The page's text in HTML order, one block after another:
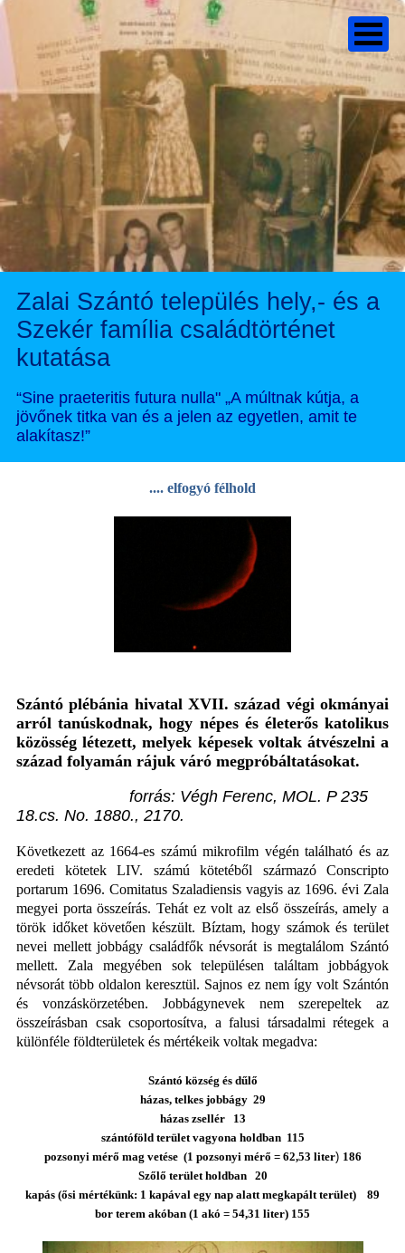
Zalai Szántó település hely,- és a
Szekér família családtörténet
kutatása
“Sine praeteritis futura nulla" „A múltnak kútja, a
jövőnek titka van és a jelen az egyetlen, amit te
alakítasz!”
.... elfogyó félhold
Szántó plébánia hivatal XVII. század végi okmányai
arról tanúskodnak, hogy népes és életerős katolikus
közösség létezett, melyek képesek voltak átvészelni a
század folyamán rájuk váró megpróbáltatásokat.
forrás: Végh Ferenc, MOL. P 235
18.cs. No. 1880., 2170.
Következett az 1664-es számú mikrofilm végén található és az
eredeti kötetek LIV. számú kötetéből származó Conscripto
portarum 1696. Comitatus Szaladiensis vagyis az 1696. évi Zala
megyei porta összeírás. Tehát ez volt az első összeírás, amely a
török időket követően készült. Bíztam, hogy számok és terület
nevei mellett jobbágy családfők névsorát is megtalálom Szántó
mellett. Zala megyében sok településen találtam jobbágyok
névsorát több oldalon keresztül. Sajnos ez nem így volt Szántón
és vonzáskörzetében. Jobbágynevek nem szerepeltek az
összeírásban csak csoportosítva, a falusi társadalmi rétegek a
különféle földterületek és mértékeik voltak megadva:
Szántó község és dűlő
házas, telkes jobbágy 29
házas zsellér
13
szántóföld terület vagyona holdban 115
pozsonyi mérő mag vetése (1 pozsonyi mérő = 62,53 liter) 186
Szőlő terület holdban 20
kapás (ősi mértékünk: 1 kapával egy nap alatt megkapált terület)
89
bor terem akóban (1 akó = 54,31 liter) 155